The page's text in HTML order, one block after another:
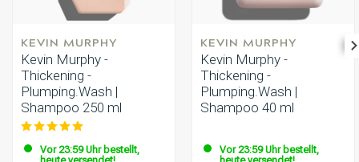
KEVIN MURPHY
Kevin Murphy -
Thickening -
Plumping.Wash |
Shampoo 250 ml
Vor 23:59 Uhr bestellt,
KEVIN MURPHY
Kevin Murphy -
Thickening -
Plumping.Wash |
Shampoo 40 ml
Vor 23:59 Uhr bestellt,